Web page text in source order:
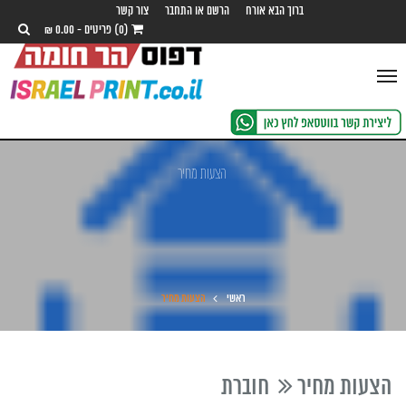
ברוך הבא אורח הרשם או התחבר
צור קשר
(0) פריטים - 0.00 ₪
Toggle
navigation
הצעות מחיר
ראשי הצעות מחיר
הצעות מחיר חוברת